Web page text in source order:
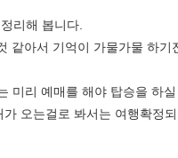
리해 봅니다.
같아서 기억이 가물가물 하기
미리 예매를 해야 탑승을 하실
오는걸로 봐서는 여행확정